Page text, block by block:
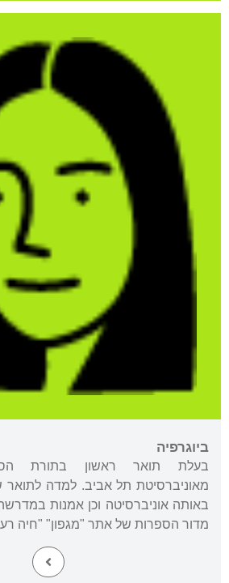
ביוגרפיה
בעלת תואר ראשון בתורת
מאוניברסיטת תל אביב. למדה לתואר
באותה אוניברסיטה וכן אמנות
מדור הספרות של אתר "מגפון" "חיה